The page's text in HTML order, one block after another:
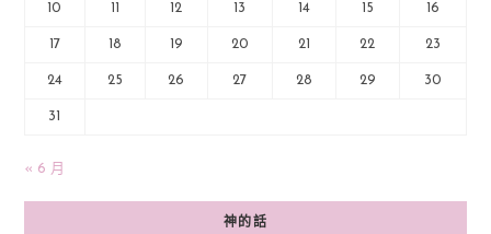
10 12 13 14 15 16
17 18 19 20 21 22 23
24 25 26 27 28 29 30
31
« 6 月
神的話